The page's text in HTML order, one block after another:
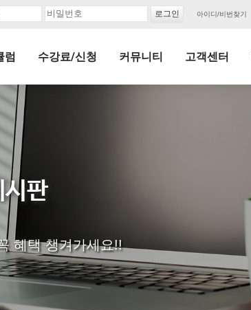
아이디/비번찾기
럼 수강료/신청 커뮤니티 고객센터
판
혜택 챙겨가세요!!